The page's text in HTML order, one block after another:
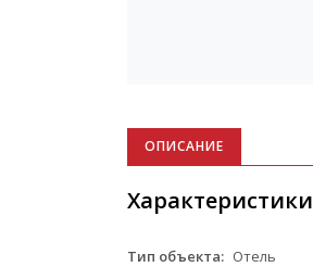
ОПИСАНИЕ
Характеристики
Тип объекта: Отель